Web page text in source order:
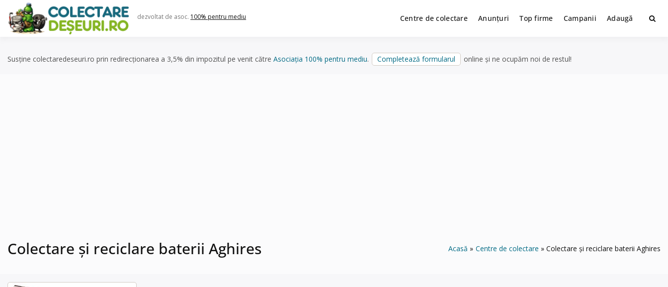
content
dezvoltat de asoc. 100% pentru mediu Centre de colectare Anunțuri Top firme Campanii Adaugă
Susține colectaredeseuri.ro prin redirecționarea a 3,5% din impozitul pe venit către Asociația 100% pentru mediu. Completează formularul online și ne ocupăm noi de restul!
Colectare și reciclare baterii Aghires Acasă Centre de colectare Colectare și reciclare baterii Aghires